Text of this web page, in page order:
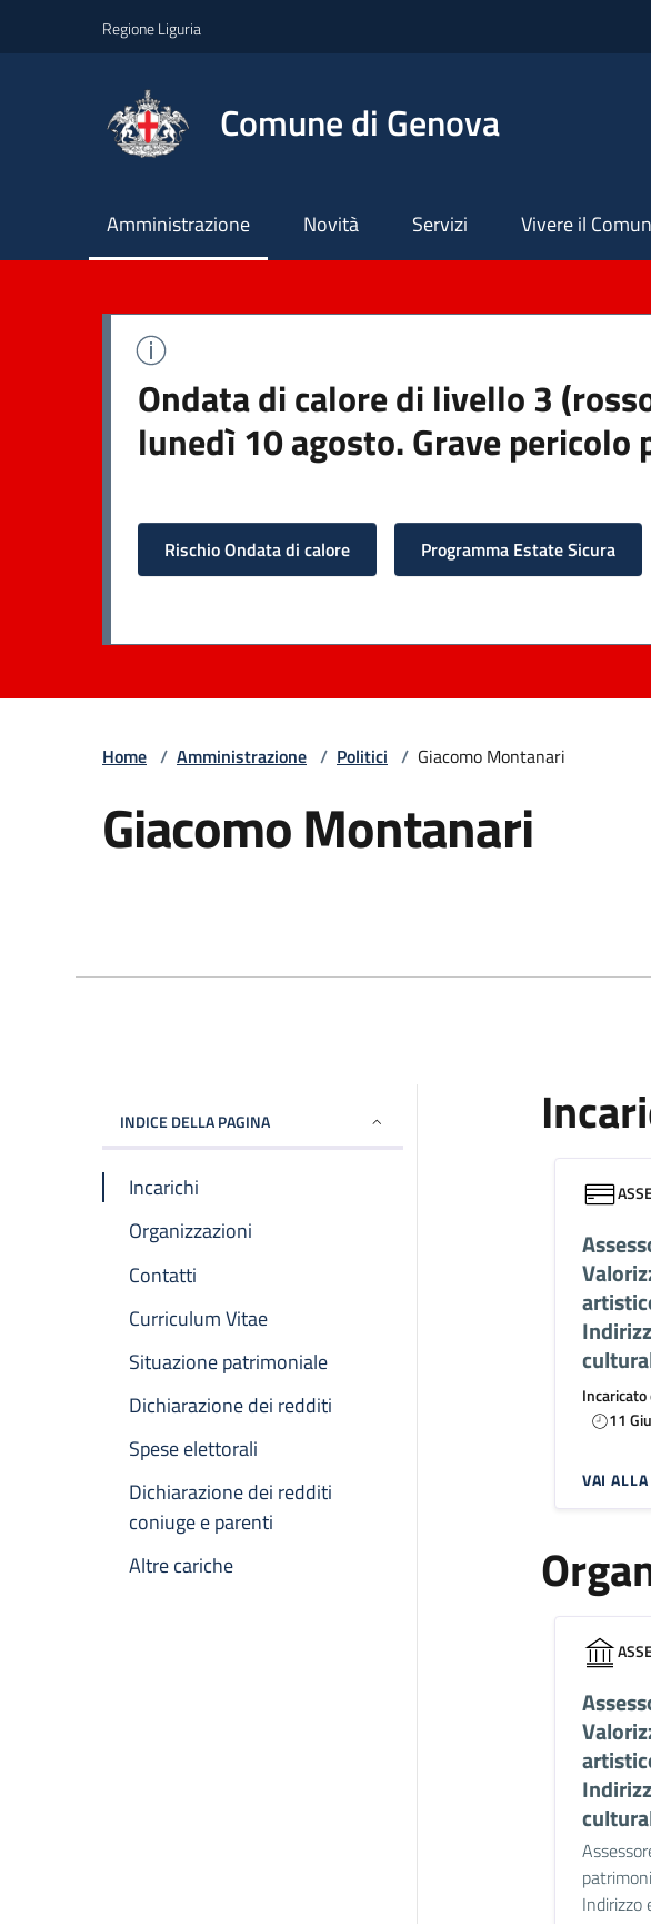
Regione Liguria
Comune di Genova
Principale
Amministrazione Novità Servizi Vivere il
Ondata di calore di livello 3
lunedì 10 agosto. Grave pericolo
Rischio Ondata di calore Programma Estate Sicura
Home / Amministrazione / Politici / Giacomo Montanari
Giacomo Montanari
INDICE DELLA PAGINA
Incarichi
Organizzazioni
Contatti
Curriculum Vitae
Situazione patrimoniale
Dichiarazione dei redditi
Spese elettorali
Dichiarazione dei redditi
coniuge e parenti
Altre cariche
Incaricato
11
VAI